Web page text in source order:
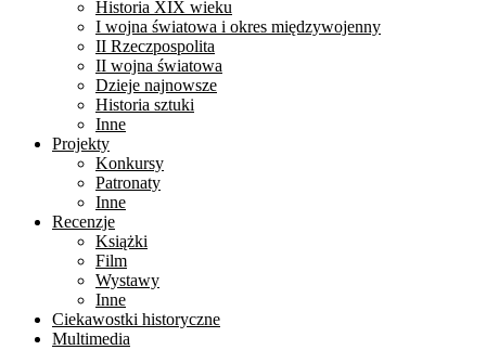
Historia XIX wieku
I wojna światowa i okres międzywojenny
II Rzeczpospolita
II wojna światowa
Dzieje najnowsze
Historia sztuki
Inne
Projekty
Konkursy
Patronaty
Inne
Recenzje
Książki
Film
Wystawy
Inne
Ciekawostki historyczne
Multimedia